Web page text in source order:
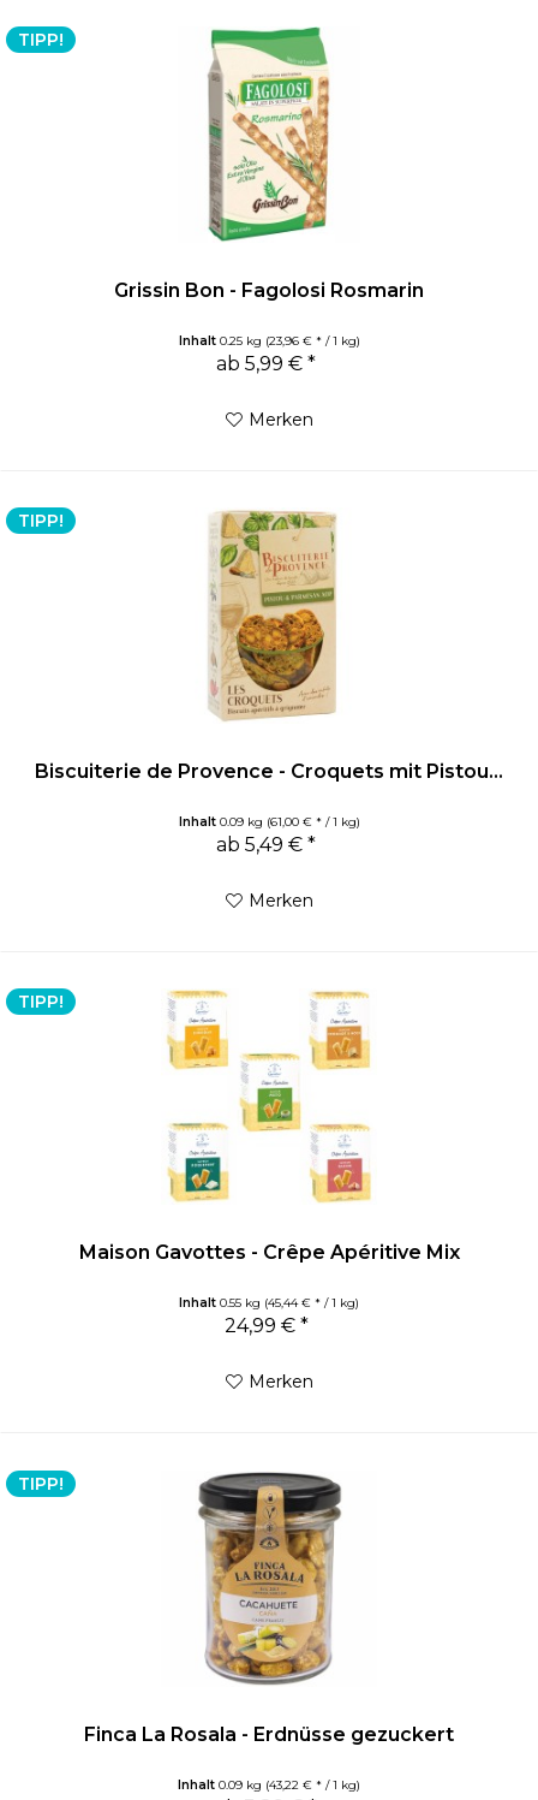
TIPP!
Grissin Bon - Fagolosi Rosmarin
Inhalt 0.25 kg (23,96 € * / 1 kg)
ab 5,99 € *
Merken
TIPP!
Biscuiterie de Provence - Croquets mit Pistou...
Inhalt 0.09 kg (61,00 € * / 1 kg)
ab 5,49 € *
Merken
TIPP!
Maison Gavottes - Crêpe Apéritive Mix
Inhalt0.55 kg (45,44 € * / 1 kg)
24,99 € *
Merken
TIPP!
Finca La Rosala - Erdnüsse gezuckert
Inhalt0.09 kg (43,22 € * / 1 kg)